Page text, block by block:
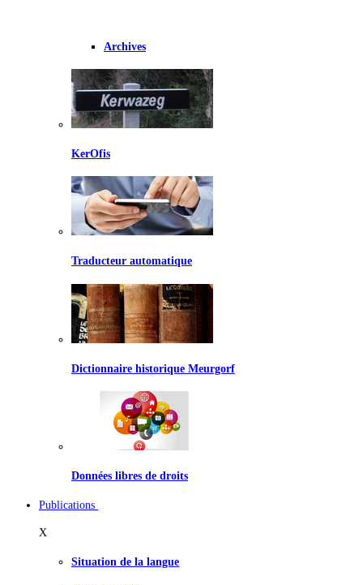
Archives
KerOfis
Traducteur automatique
Dictionnaire historique Meurgorf
Données libres de droits
Publications
X
Situation de la langue